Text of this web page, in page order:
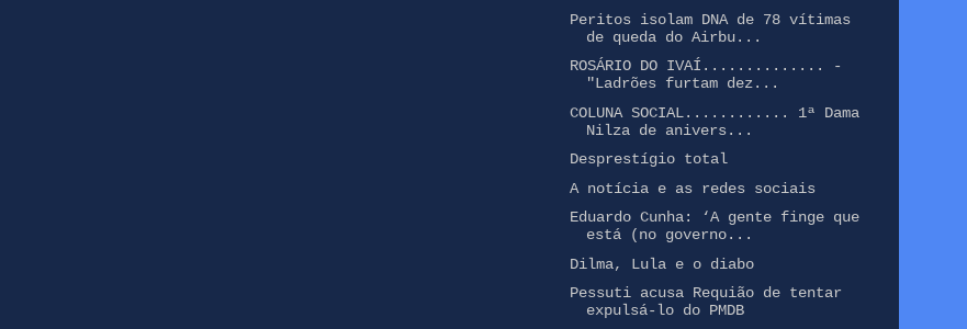
Peritos isolam DNA de 78 vítimas
de queda do Airbu...
ROSÁRIO DO IVAÍ.............. -
"Ladrões furtam dez...
COLUNA SOCIAL............ 1ª Dama
Nilza de anivers...
Desprestígio total
A notícia e as redes sociais
Eduardo Cunha: ‘A gente finge que
está (no governo...
Dilma, Lula e o diabo
Pessuti acusa Requião de tentar
expulsá-lo do PMDB